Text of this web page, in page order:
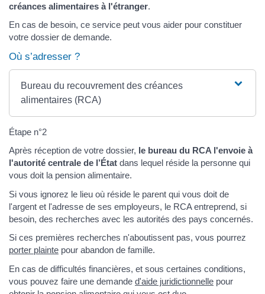
créances alimentaires à l'étranger.
En cas de besoin, ce service peut vous aider pour constituer
votre dossier de demande.
Où s’adresser ?
Bureau du recouvrement des créances
alimentaires (RCA)
Étape n°2
Après réception de votre dossier, le bureau du RCA l'envoie à
l'autorité centrale de l’État dans lequel réside la personne qui
vous doit la pension alimentaire.
Si vous ignorez le lieu où réside le parent qui vous doit de
l'argent et l'adresse de ses employeurs, le RCA entreprend, si
besoin, des recherches avec les autorités des pays concernés.
Si ces premières recherches n'aboutissent pas, vous pourrez
porter plainte pour abandon de famille.
En cas de difficultés financières, et sous certaines conditions,
vous pouvez faire une demande d'aide juridictionnelle pour